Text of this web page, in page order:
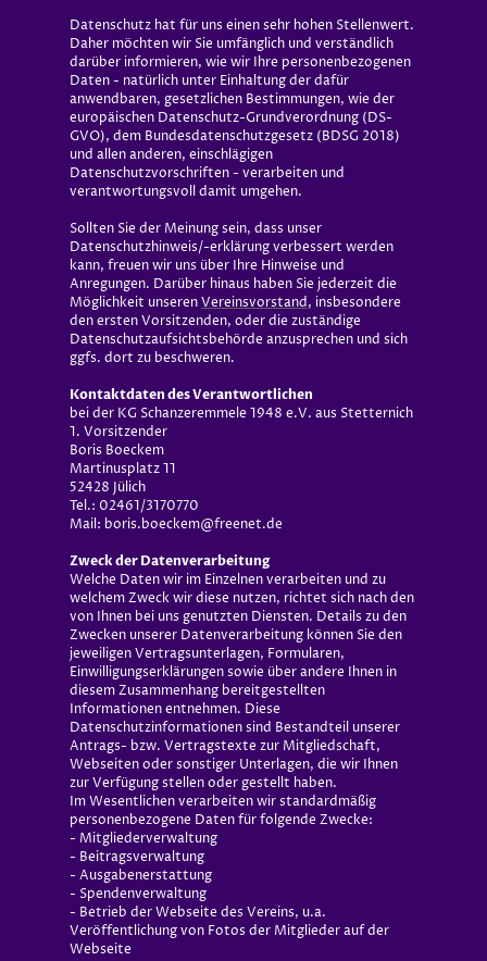
Datenschutz hat für uns einen sehr hohen Stellenwert.
Daher möchten wir Sie umfänglich und verständlich
darüber informieren, wie wir Ihre personenbezogenen
Daten - natürlich unter Einhaltung der dafür
anwendbaren, gesetzlichen Bestimmungen, wie der
europäischen Datenschutz-Grundverordnung (DS-
GVO), dem Bundesdatenschutzgesetz (BDSG 2018)
und allen anderen, einschlägigen
Datenschutzvorschriften - verarbeiten und
verantwortungsvoll damit umgehen.
Sollten Sie der Meinung sein, dass unser
Datenschutzhinweis/-erklärung verbessert werden
kann, freuen wir uns über Ihre Hinweise und
Anregungen. Darüber hinaus haben Sie jederzeit die
Möglichkeit unserenVereinsvorstand, insbesondere
den ersten Vorsitzenden, oder die zuständige
Datenschutzaufsichtsbehörde anzusprechen und sich
ggfs. dort zu beschweren.
Kontaktdaten des Verantwortlichen
bei der KG Schanzeremmele 1948 e.V. aus Stetternich
1. Vorsitzender
Boris Boeckem
Martinusplatz 11
52428 Jülich
Tel.: 02461/3170770
Mail: boris.boeckem@freenet.de
Zweck der Datenverarbeitung
Welche Daten wir im Einzelnen verarbeiten und zu
welchem Zweck wir diese nutzen, richtet sich nach den
von Ihnen bei uns genutzten Diensten. Details zu den
Zwecken unserer Datenverarbeitung können Sie den
jeweiligen Vertragsunterlagen, Formularen,
Einwilligungserklärungen sowie über andere Ihnen in
diesem Zusammenhang bereitgestellten
Informationen entnehmen. Diese
Datenschutzinformationen sind Bestandteil unserer
Antrags- bzw. Vertragstexte zur Mitgliedschaft,
Webseiten oder sonstiger Unterlagen, die wir Ihnen
zur Verfügung stellen oder gestellt haben.
Im Wesentlichen verarbeiten wir standardmäßig
personenbezogene Daten für folgende Zwecke:
- Mitgliederverwaltung
- Beitragsverwaltung
- Ausgabenerstattung
- Spendenverwaltung
- Betrieb der Webseite des Vereins, u.a.
Veröffentlichung von Fotos der Mitglieder auf der
Webseite